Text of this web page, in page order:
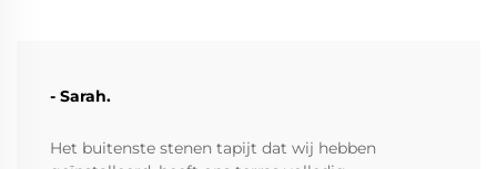
- Sarah.
Het buitenste stenen tapijt dat wij hebben